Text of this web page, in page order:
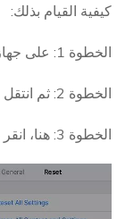
كيفية القيام بذلك:
الخطوة 1: على جهاز iPhone/iPad، افتح تطبيق "الإعدادات".
الخطوة 2: ثم انتقل إلى "عام" > "إعادة التعيين".
الخطوة 3: هنا، انقر على "إعادة تعيين إعدادات الشبكة".